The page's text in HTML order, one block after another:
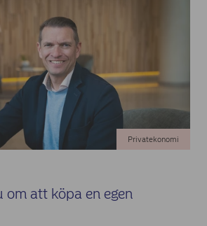
Privatekonomi
om att köpa en egen